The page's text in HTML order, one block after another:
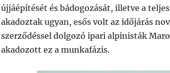
újjáépítését és bádogozását, illetve a
akadoztak ugyan, esős volt az időjárás
szerződéssel dolgozó ipari alpinisták
akadozott ez a munkafázis.